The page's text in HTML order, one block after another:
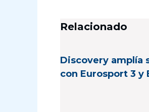
Relacionado
Discovery amplía
con Eurosport 3 y